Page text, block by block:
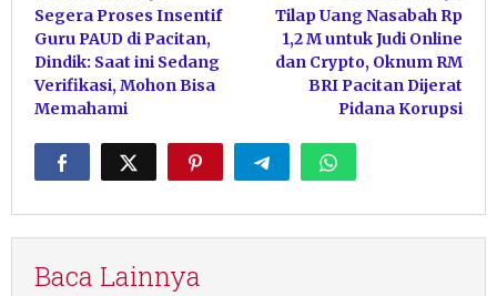
pos
Segera Proses Insentif
Guru PAUD di Pacitan,
Dindik: Saat ini Sedang
Verifikasi, Mohon Bisa
Memahami
Tilap Uang Nasabah Rp
1,2 M untuk Judi Online
dan Crypto, Oknum RM
BRI Pacitan Dijerat
Pidana Korupsi
Baca Lainnya